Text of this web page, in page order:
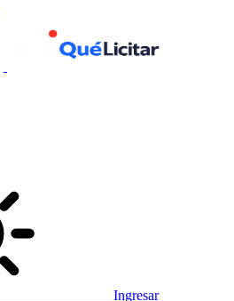
Ingresar